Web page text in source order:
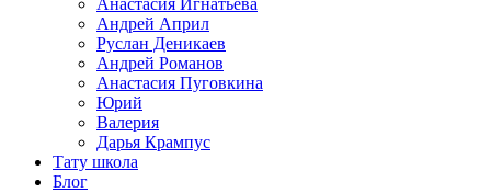
Анастасия Игнатьева
Андрей Април
Руслан Деникаев
Андрей Романов
Анастасия Пуговкина
Юрий
Валерия
Дарья Крампус
Тату школа
Блог